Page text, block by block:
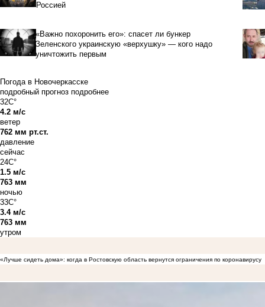
Россией
«Важно похоронить его»: спасет ли бункер
Зеленского украинскую «верхушку» — кого надо
уничтожить первым
Погода в Новочеркасске
подробный прогноз подробнее
32C°
4.2 м/с
ветер
762 мм рт.ст.
давление
сейчас
24C°
1.5 м/с
763 мм
ночью
33C°
3.4 м/с
763 мм
утром
«Лучше сидеть дома»: когда в Ростовскую область вернутся ограничения по коронавирусу